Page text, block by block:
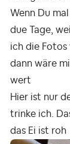
Wenn Du
due Tage,
ich die Fotos
dann wäre
wert
Hier ist nur
trinke ich.
das Ei ist roh